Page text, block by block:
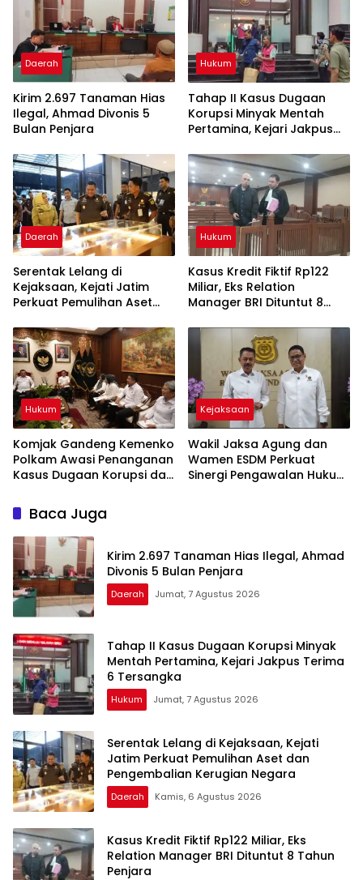
Daerah
Kirim 2.697 Tanaman Hias
Ilegal, Ahmad Divonis 5
Bulan Penjara
Hukum
Tahap II Kasus Dugaan
Korupsi Minyak Mentah
Pertamina, Kejari Jakpus
Daerah
Serentak Lelang di
Kejaksaan, Kejati Jatim
Perkuat Pemulihan Aset
Kerugian Negara
Hukum
Kasus Kredit Fiktif Rp122
Miliar, Eks Relation
Manager BRI Dituntut 8
Hukum
Komjak Gandeng Kemenko
Polkam Awasi Penanganan
Kasus Dugaan Korupsi dan
Kejaksaan
Wakil Jaksa Agung dan
Wamen ESDM Perkuat
Sinergi Pengawalan Hukum
Baca Juga
Kirim 2.697 Tanaman Hias Ilegal, Ahmad
Divonis 5 Bulan Penjara
Daerah Jumat, 7 Agustus 2026
Tahap II Kasus Dugaan Korupsi Minyak
Mentah Pertamina, Kejari Jakpus Terima
6 Tersangka
Hukum Jumat, 7 Agustus 2026
Serentak Lelang di Kejaksaan, Kejati
Jatim Perkuat Pemulihan Aset dan
Pengembalian Kerugian Negara
Daerah Kamis, 6 Agustus 2026
Kasus Kredit Fiktif Rp122 Miliar, Eks
Relation Manager BRI Dituntut 8 Tahun
Penjara